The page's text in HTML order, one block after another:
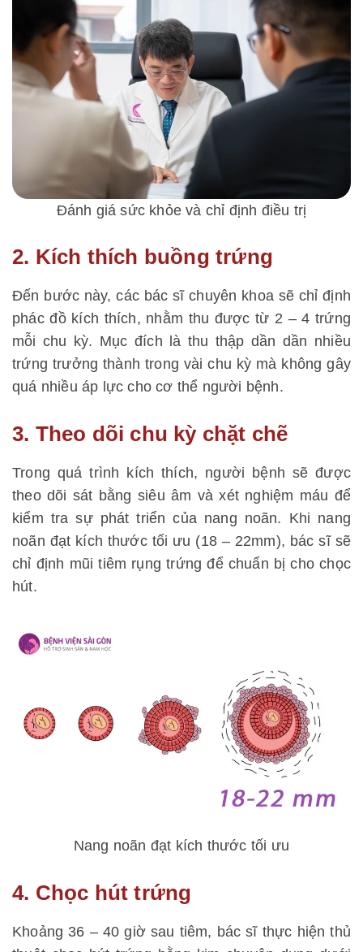
Đánh giá sức khỏe và chỉ định điều trị
2. Kích thích buồng trứng
Đến bước này, các bác sĩ chuyên khoa sẽ chỉ định
phác đồ kích thích, nhằm thu được từ 2 – 4 trứng
mỗi chu kỳ. Mục đích là thu thập dần dần nhiều
trứng trưởng thành trong vài chu kỳ mà không gây
quá nhiều áp lực cho cơ thể người bệnh.
3. Theo dõi chu kỳ chặt chẽ
Trong quá trình kích thích, người bệnh sẽ được
theo dõi sát bằng siêu âm và xét nghiệm máu để
kiểm tra sự phát triển của nang noãn. Khi nang
noãn đạt kích thước tối ưu (18 – 22mm), bác sĩ sẽ
chỉ định mũi tiêm rụng trứng để chuẩn bị cho chọc
hút.
Nang noãn đạt kích thước tối ưu
4. Chọc hút trứng
Khoảng 36 – 40 giờ sau tiêm, bác sĩ thực hiện thủ